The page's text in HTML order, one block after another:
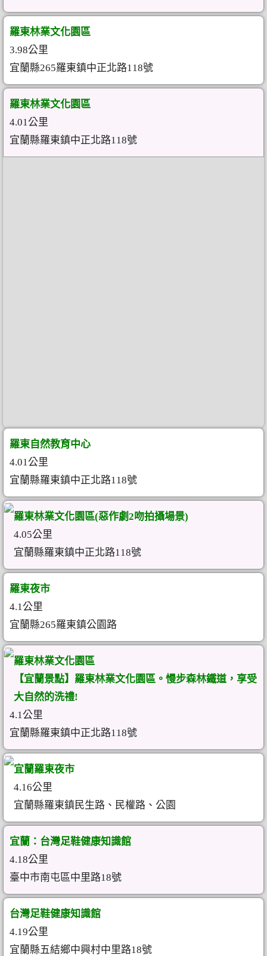
羅東林業文化園區
3.98公里
宜蘭縣265羅東鎮中正北路118號
羅東林業文化園區
4.01公里
宜蘭縣羅東鎮中正北路118號
羅東自然教育中心
4.01公里
宜蘭縣羅東鎮中正北路118號
羅東林業文化園區(惡作劇2吻拍攝場景)
4.05公里
宜蘭縣羅東鎮中正北路118號
羅東夜市
4.1公里
宜蘭縣265羅東鎮公園路
羅東林業文化園區
【宜蘭景點】羅東林業文化園區。慢步森林鐵道，享受
大自然的洗禮!
4.1公里
宜蘭縣羅東鎮中正北路118號
宜蘭羅東夜市
4.16公里
宜蘭縣羅東鎮民生路、民權路、公園
宜蘭：台灣足鞋健康知識館
4.18公里
臺中市南屯區中里路18號
台灣足鞋健康知識館
4.19公里
宜蘭縣五結鄉中興村中里路18號